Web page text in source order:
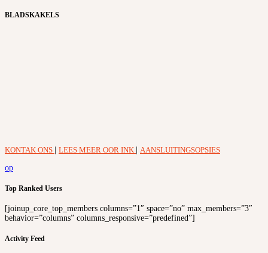
BLADSKAKELS
KONTAK ONS LEES MEER OOR INK
AANSLUITINGSOPSIES
op
Top Ranked Users
[joinup_core_top_members columns=”1″ space=”no” max_members=”3″
behavior=”columns” columns_responsive=”predefined”]
Activity Feed